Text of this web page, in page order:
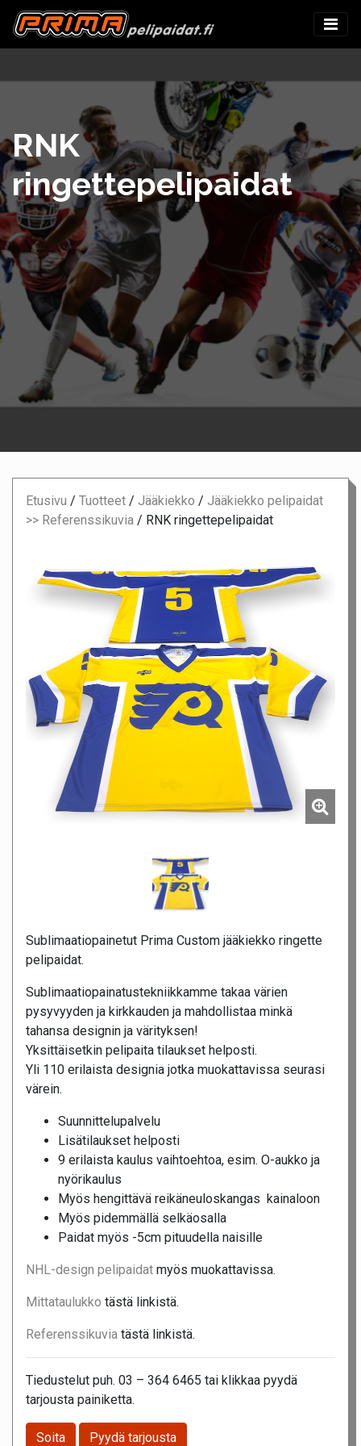
RNK
ringettepelipaidat
Etusivu / Tuotteet / Jääkiekko / Jääkiekko pelipaidat
>> Referenssikuvia / RNK ringettepelipaidat
Sublimaatiopainetut Prima Custom jääkiekko ringette
pelipaidat.
Sublimaatiopainatustekniikkamme takaa värien
pysyvyyden ja kirkkauden ja mahdollistaa minkä
tahansa designin ja värityksen!
Yksittäisetkin pelipaita tilaukset helposti.
Yli 110 erilaista designia jotka muokattavissa seurasi
värein.
Suunnittelupalvelu
Lisätilaukset helposti
9 erilaista kaulus vaihtoehtoa, esim. O-aukko ja
nyörikaulus
Myös hengittävä reikäneuloskangas kainaloon
Myös pidemmällä selkäosalla
Paidat myös -5cm pituudella naisille
NHL-design pelipaidat myös muokattavissa.
Mittataulukko tästä linkistä.
Referenssikuvia tästä linkistä.
Tiedustelut puh. 03 – 364 6465 tai klikkaa pyydä
tarjousta painiketta.
Soita Pyydä tarjousta